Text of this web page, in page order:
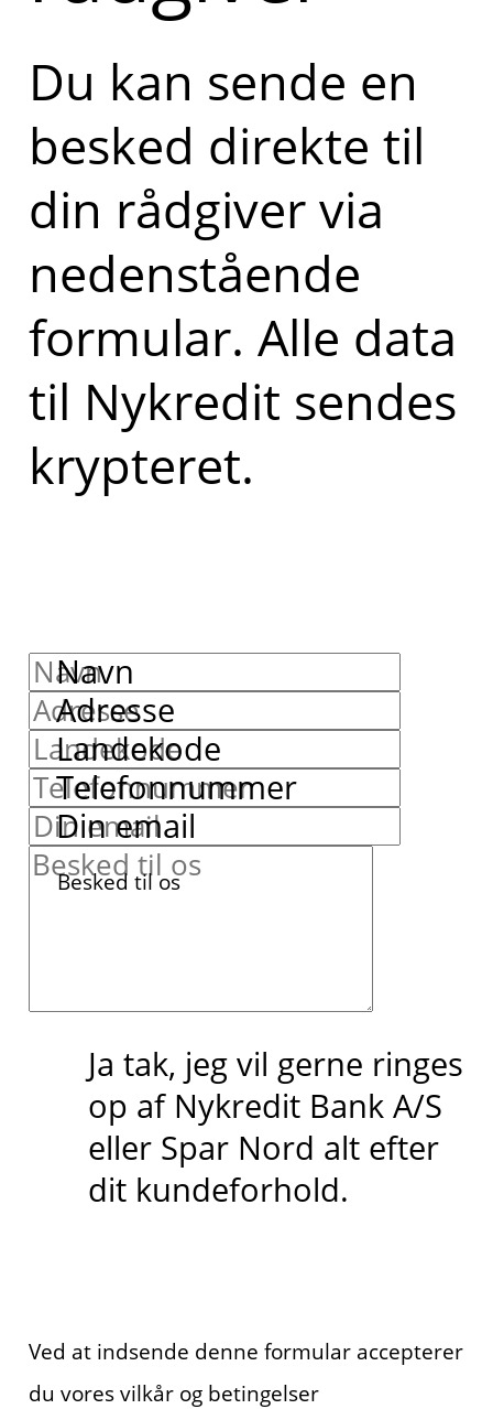
Du kan sende en
besked direkte til
din rådgiver via
nedenstående
formular. Alle data
til Nykredit sendes
krypteret.
Navn
Adresse
Landekode
Telefonnummer
Din email
Besked til os
Ja tak, jeg vil gerne ringes
op af Nykredit Bank A/S
eller Spar Nord alt efter
dit kundeforhold.
Ved at indsende denne formular accepterer
du vores vilkår og betingelser